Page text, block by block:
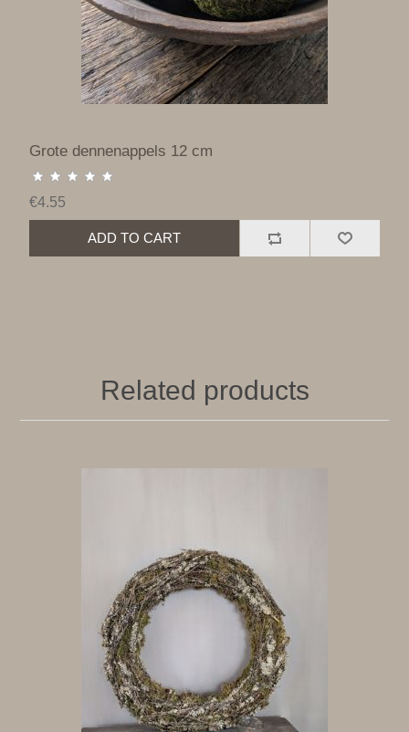
Grote dennenappels 12 cm
€4.55
ADD TO CART
Related products